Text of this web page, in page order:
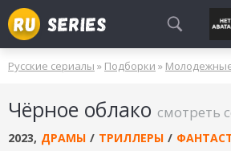
СМОТРЮ
БУДУ СМОТРЕТЬ
УЖЕ СМОТРЕЛ
Русские сериалы » Подборки »
Чёрное облако смотреть
2023, ДРАМЫ / ТРИЛЛЕРЫ /